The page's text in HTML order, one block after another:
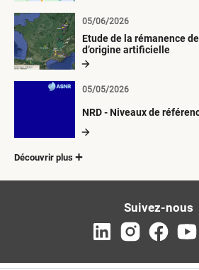
Etude de la rémanence
d’origine artificielle
05/06/2026
NRD - Niveaux de
05/05/2026
Découvrir plus
Suivez-nous